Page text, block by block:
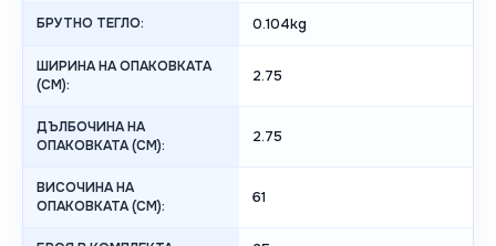
БРУТНО ТЕГЛО: 0.104kg
ШИРИНА НА ОПАКОВКАТА
(CM):
2.75
ДЪЛБОЧИНА НА
ОПАКОВКАТА (CM):
2.75
ВИСОЧИНА НА
ОПАКОВКАТА (СМ):
61